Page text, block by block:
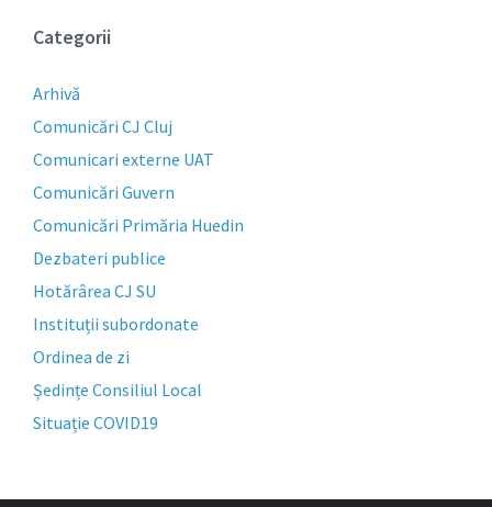
Categorii
Arhivă
Comunicări CJ Cluj
Comunicari externe UAT
Comunicări Guvern
Comunicări Primăria Huedin
Dezbateri publice
Hotărârea CJ SU
Instituții subordonate
Ordinea de zi
Ședințe Consiliul Local
Situație COVID19